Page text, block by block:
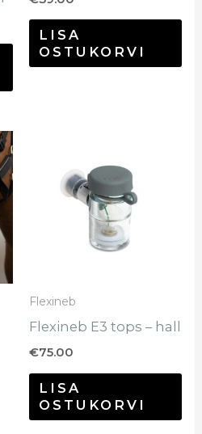
LISA
OSTUKORVI
Sellel
tootel
on
saab
tootelehel.
Flexineb
Flexineb E3 tops – hall
€75.00
LISA
OSTUKORVI